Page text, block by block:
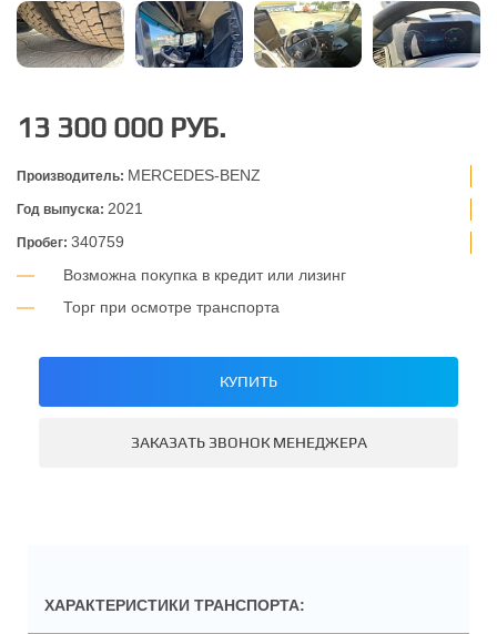
13 300 000 РУБ.
Производитель: MERCEDES-BENZ
Год выпуска: 2021
Пробег: 340759
Возможна покупка в кредит или лизинг
Торг при осмотре транспорта
КУПИТЬ
ЗАКАЗАТЬ ЗВОНОК МЕНЕДЖЕРА
ХАРАКТЕРИСТИКИ ТРАНСПОРТА: